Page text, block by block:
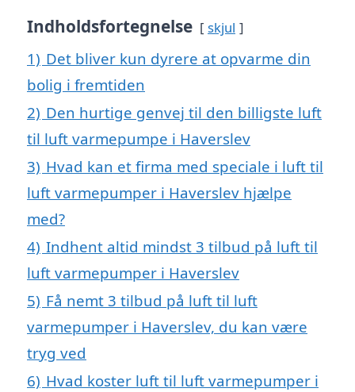
Indholdsfortegnelse skjul
1) Det bliver kun dyrere at opvarme din
bolig i fremtiden
2) Den hurtige genvej til den billigste luft
til luft varmepumpe i Haverslev
3) Hvad kan et firma med speciale i luft til
luft varmepumper i Haverslev hjælpe
med?
4) Indhent altid mindst 3 tilbud på luft til
luft varmepumper i Haverslev
5) Få nemt 3 tilbud på luft til luft
varmepumper i Haverslev, du kan være
tryg ved
6) Hvad koster luft til luft varmepumper i